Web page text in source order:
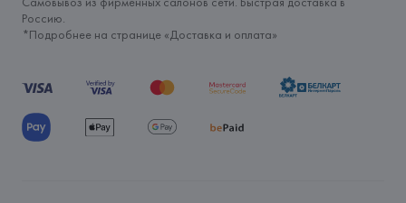
Россию.
*Подробнее на странице «Доставка и оплата»